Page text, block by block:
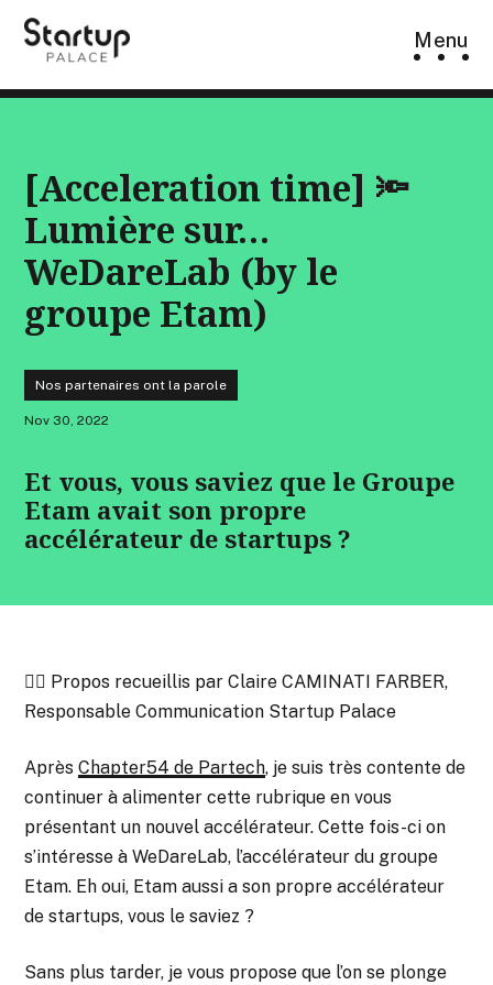
Skip
Menu
[Acceleration time] 🔦
Lumière sur…
WeDareLab (by le
groupe Etam)
Nos partenaires ont la parole
Nov 30, 2022
Et vous, vous saviez que le Groupe
Etam avait son propre
accélérateur de startups ?
✍🏻 Propos recueillis par Claire CAMINATI FARBER,
Responsable Communication Startup Palace
AprèsChapter54 de Partech, je suis très contente de
continuer à alimenter cette rubrique en vous
présentant un nouvel accélérateur. Cette fois-ci on
s’intéresse à WeDareLab, l’accélérateur du groupe
Etam. Eh oui, Etam aussi a son propre accélérateur
de startups, vous le saviez ?
Sans plus tarder, je vous propose que l’on se plonge